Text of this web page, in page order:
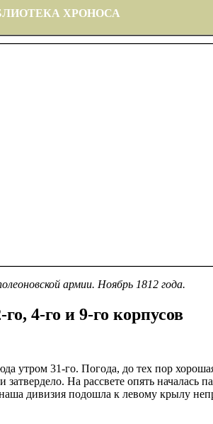
ХРОНОСА
армии. Ноябрь 1812 года.
4-го и 9-го корпусов
утром 31-го. Погода, до тех пор
На рассвете опять началась
дивизия подошла к левому крылу